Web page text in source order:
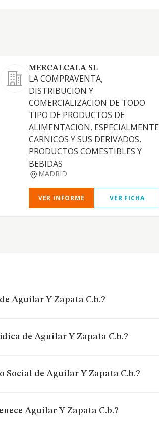
MERCALCALA SL
LA COMPRAVENTA,
DISTRIBUCION Y
COMERCIALIZACION DE TODO
TIPO DE PRODUCTOS DE
ALIMENTACION, ESPECIALMENTE
CARNICOS Y SUS DERIVADOS,
PRODUCTOS COMESTIBLES Y
BEBIDAS
MADRID
VER INFORME VER FICHA
Aguilar Y Zapata C.b.?
de Aguilar Y Zapata C.b.?
Social de Aguilar Y Zapata C.b.?
Aguilar Y Zapata C.b.?